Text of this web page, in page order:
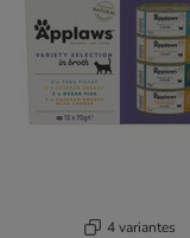
4 variantes